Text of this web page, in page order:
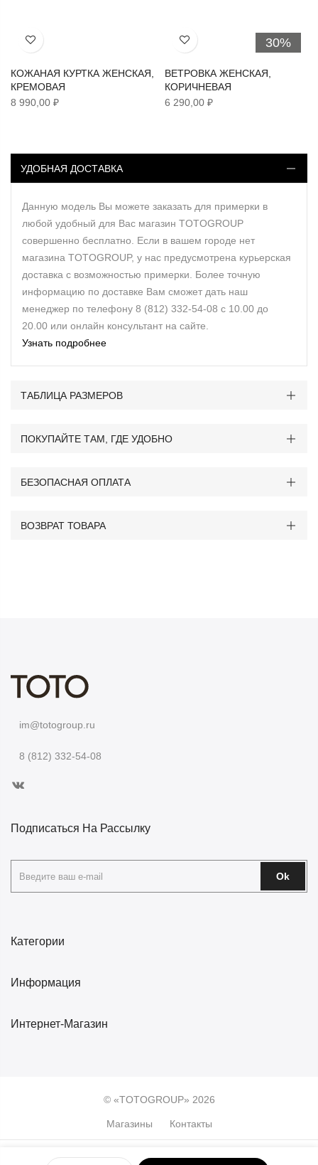
Хочу!
КОЖАНАЯ КУРТКА ЖЕНСКАЯ,
КРЕМОВАЯ
8 990,00 ₽
30%
Хочу!
ВЕТРОВКА ЖЕНСКАЯ,
КОРИЧНЕВАЯ
6 290,00 ₽
УДОБНАЯ ДОСТАВКА
Данную модель Вы можете заказать для примерки в
любой удобный для Вас магазин TOTOGROUP
совершенно бесплатно. Если в вашем городе нет
магазина TOTOGROUP, у нас предусмотрена курьерская
доставка с возможностью примерки. Более точную
информацию по доставке Вам сможет дать наш
менеджер по телефону 8 (812) 332-54-08 с 10.00 до
20.00 или онлайн консультант на сайте.
Узнать подробнее
ТАБЛИЦА РАЗМЕРОВ
ПОКУПАЙТЕ ТАМ, ГДЕ УДОБНО
БЕЗОПАСНАЯ ОПЛАТА
ВОЗВРАТ ТОВАРА
im@totogroup.ru
8 (812) 332-54-08
Категории
Информация
Интернет-Магазин
Подписаться На Рассылку
Ok
© «TOTOGROUP» 2026
Магазины Контакты